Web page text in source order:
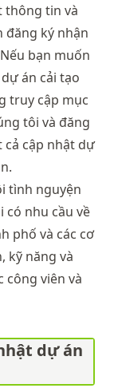
thông tin và
đăng ký nhận
bạn muốn
án cải tạo
truy cập mục
tôi và đăng
cả cập nhật dự
tình nguyện
có nhu cầu về
phố và các cơ
kỹ năng và
công viên và
dự án